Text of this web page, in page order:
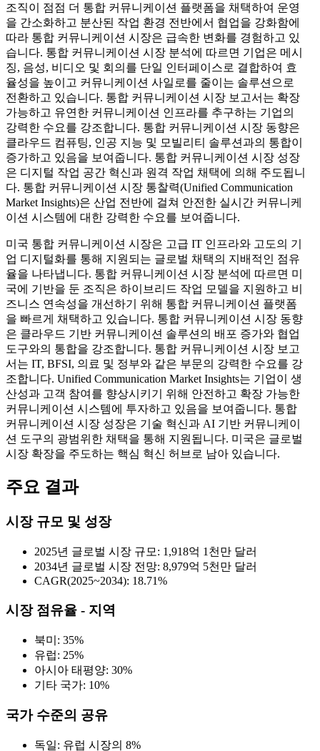
조직이 점점 더 통합 커뮤니케이션 플랫폼을 채택하여 운영
을 간소화하고 분산된 작업 환경 전반에서 협업을 강화함에
따라 통합 커뮤니케이션 시장은 급속한 변화를 경험하고 있
습니다. 통합 커뮤니케이션 시장 분석에 따르면 기업은 메시
징, 음성, 비디오 및 회의를 단일 인터페이스로 결합하여 효
율성을 높이고 커뮤니케이션 사일로를 줄이는 솔루션으로
전환하고 있습니다. 통합 커뮤니케이션 시장 보고서는 확장
가능하고 유연한 커뮤니케이션 인프라를 추구하는 기업의
강력한 수요를 강조합니다. 통합 커뮤니케이션 시장 동향은
클라우드 컴퓨팅, 인공 지능 및 모빌리티 솔루션과의 통합이
증가하고 있음을 보여줍니다. 통합 커뮤니케이션 시장 성장
은 디지털 작업 공간 혁신과 원격 작업 채택에 의해 주도됩니
다. 통합 커뮤니케이션 시장 통찰력(Unified Communication
Market Insights)은 산업 전반에 걸쳐 안전한 실시간 커뮤니케
이션 시스템에 대한 강력한 수요를 보여줍니다.
미국 통합 커뮤니케이션 시장은 고급 IT 인프라와 고도의 기
업 디지털화를 통해 지원되는 글로벌 채택의 지배적인 점유
율을 나타냅니다. 통합 커뮤니케이션 시장 분석에 따르면 미
국에 기반을 둔 조직은 하이브리드 작업 모델을 지원하고 비
즈니스 연속성을 개선하기 위해 통합 커뮤니케이션 플랫폼
을 빠르게 채택하고 있습니다. 통합 커뮤니케이션 시장 동향
은 클라우드 기반 커뮤니케이션 솔루션의 배포 증가와 협업
도구와의 통합을 강조합니다. 통합 커뮤니케이션 시장 보고
서는 IT, BFSI, 의료 및 정부와 같은 부문의 강력한 수요를 강
조합니다. Unified Communication Market Insights는 기업이 생
산성과 고객 참여를 향상시키기 위해 안전하고 확장 가능한
커뮤니케이션 시스템에 투자하고 있음을 보여줍니다. 통합
커뮤니케이션 시장 성장은 기술 혁신과 AI 기반 커뮤니케이
션 도구의 광범위한 채택을 통해 지원됩니다. 미국은 글로벌
시장 확장을 주도하는 핵심 혁신 허브로 남아 있습니다.
주요 결과
시장 규모 및 성장
2025년 글로벌 시장 규모: 1,918억 1천만 달러
2034년 글로벌 시장 전망: 8,979억 5천만 달러
CAGR(2025~2034): 18.71%
시장 점유율 - 지역
북미: 35%
유럽: 25%
아시아 태평양: 30%
기타 국가: 10%
국가 수준의 공유
독일: 유럽 시장의 8%